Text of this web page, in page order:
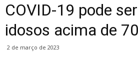
COVID-19 pode
idosos acima de
2 de março de 2023